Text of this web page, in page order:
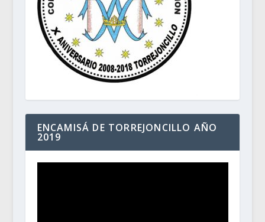
ENCAMISÁ DE TORREJONCILLO AÑO
2019